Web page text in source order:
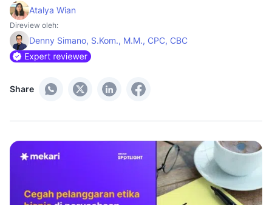
Share
Atalya Wian
Direview oleh:
Denny Simano, S.Kom., M.M., CPC, CBC